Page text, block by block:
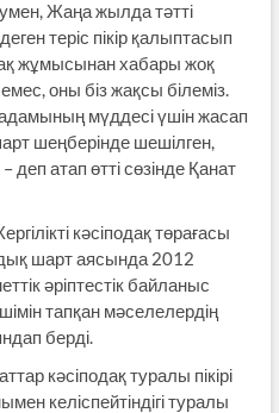
Жаңа жылда тәтті
теріс пікір қалыптасып
жұмысынан хабары жоқ
оны біз жақсы білеміз.
мүддесі үшін жасап
шеңберінде шешілген,
деп атап өтті сөзінде Қанат
кәсіп­одақ төрағасы
шарт аясында 2012
әріптестік байланыс
тапқан мәселелердің
берді.
кәсіподақ туралы пікірі
келіспейтіндігі туралы